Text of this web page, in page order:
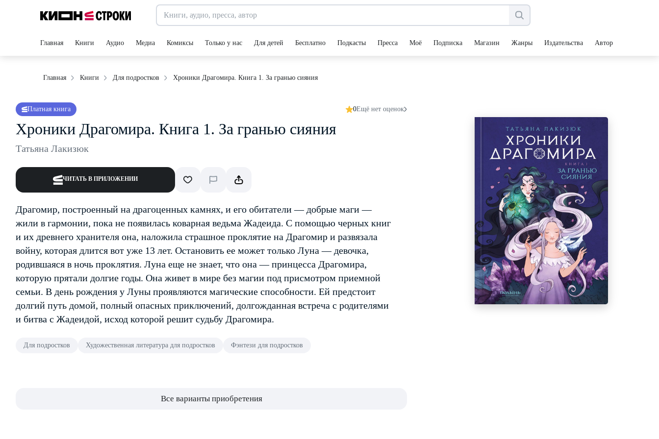
Главная Книги Аудио Медиа Комиксы Только у нас Для детей Бесплатно Подкасты Пресса Моё Подписка Магазин Жанры Издательства Авторы
Главная Книги Для подростков Хроники Драгомира. Книга 1. За гранью сияния
Платная книга 0Ещё нет оценок
Хроники Драгомира. Книга 1. За гранью сияния
Татьяна Лакизюк
ЧИТАТЬ В ПРИЛОЖЕНИИ
Драгомир, построенный на драгоценных камнях, и его обитатели — добрые маги —
жили в гармонии, пока не появилась коварная ведьма Жадеида. С помощью черных книг
и их древнего хранителя она, наложила страшное проклятие на Драгомир и развязала
войну, которая длится вот уже 13 лет. Остановить ее может только Луна — девочка,
родившаяся в ночь проклятия. Луна еще не знает, что она — принцесса Драгомира,
которую прятали долгие годы. Она живет в мире без магии под присмотром приемной
семьи. В день рождения у Луны проявляются магические способности. Ей предстоит
долгий путь домой, полный опасных приключений, долгожданная встреча с родителями
и битва с Жадеидой, исход которой решит судьбу Драгомира.
Для подростков Художественная литература для подростков Фэнтези для подростков
Все варианты приобретения